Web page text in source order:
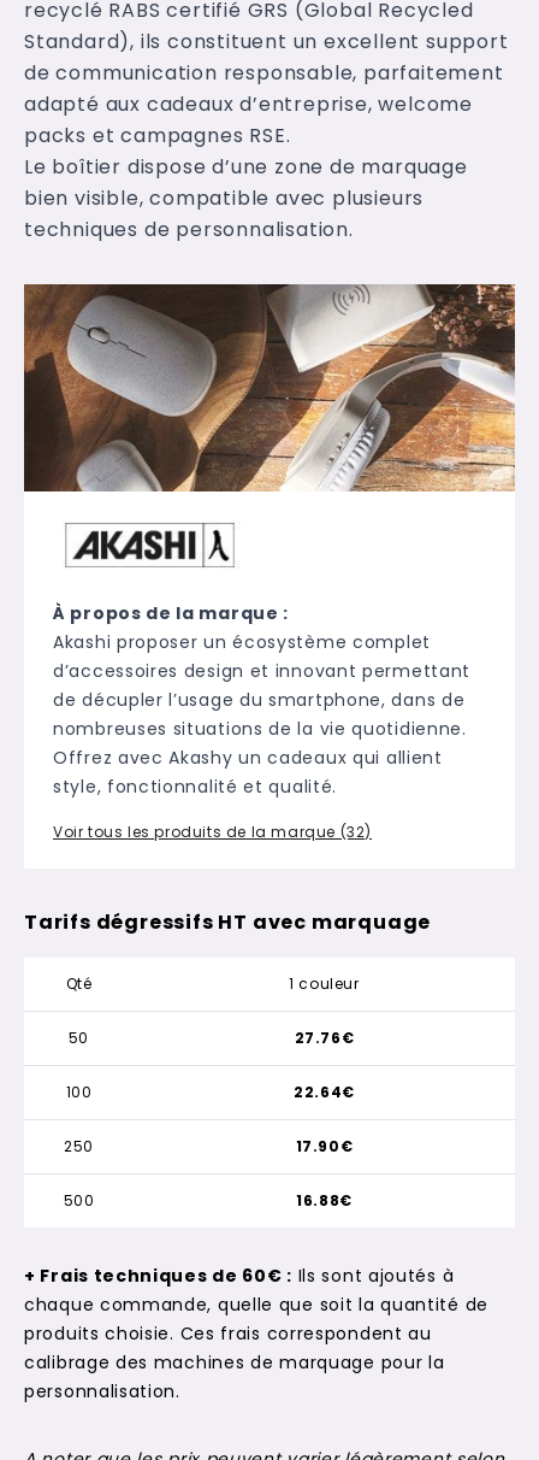
recyclé RABS certifié GRS (Global Recycled
Standard), ils constituent un excellent support
de communication responsable, parfaitement
adapté aux cadeaux d’entreprise, welcome
packs et campagnes RSE.
Le boîtier dispose d’une zone de marquage
bien visible, compatible avec plusieurs
techniques de personnalisation.
À propos de la marque :
Akashi proposer un écosystème complet
d’accessoires design et innovant permettant
de décupler l’usage du smartphone, dans de
nombreuses situations de la vie quotidienne.
Offrez avec Akashy un cadeaux qui allient
style, fonctionnalité et qualité.
Voir tous les produits de la marque (32)
Tarifs dégressifs HT avec marquage
Qté 1 couleur
50
100
250
500
27.76€
22.64€
17.90€
16.88€
+ Frais techniques de 60€ : Ils sont ajoutés à
chaque commande, quelle que soit la quantité de
produits choisie. Ces frais correspondent au
calibrage des machines de marquage pour la
personnalisation.